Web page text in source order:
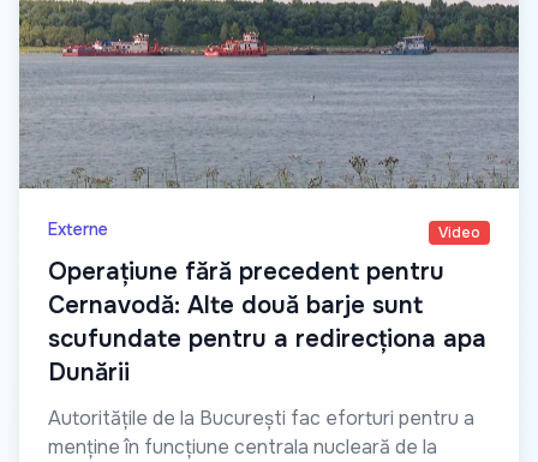
Externe Video
Operațiune fără precedent pentru
Cernavodă: Alte două barje sunt
scufundate pentru a redirecționa apa
Dunării
Autoritățile de la București fac eforturi pentru a
menține în funcțiune centrala nucleară de la